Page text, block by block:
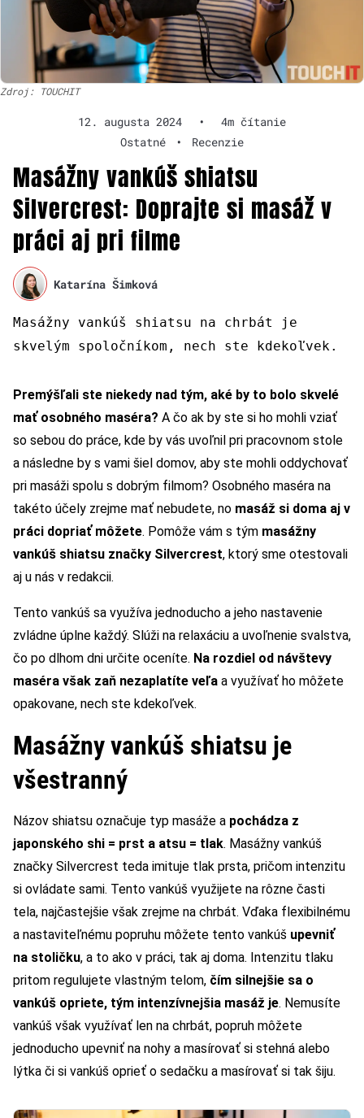
Zdroj: TOUCHIT
12. augusta 2024 •
4m čítanie
Ostatné
• Recenzie
Masážny vankúš shiatsu
Silvercrest: Doprajte si masáž v
práci aj pri filme
Katarína Šimková
Masážny vankúš shiatsu na chrbát je
skvelým spoločníkom, nech ste kdekoľvek.
Premýšľali ste niekedy nad tým, aké by to bolo skvelé
mať osobného maséra? A čo ak by ste si ho mohli vziať
so sebou do práce, kde by vás uvoľnil pri pracovnom stole
a následne by s vami šiel domov, aby ste mohli oddychovať
pri masáži spolu s dobrým filmom? Osobného maséra na
takéto účely zrejme mať nebudete, no masáž si doma aj v
práci dopriať môžete. Pomôže vám s tým masážny
vankúš shiatsu značky Silvercrest, ktorý sme otestovali
aj u nás v redakcii.
Tento vankúš sa využíva jednoducho a jeho nastavenie
zvládne úplne každý. Slúži na relaxáciu a uvoľnenie svalstva,
čo po dlhom dni určite oceníte. Na rozdiel od návštevy
maséra však zaň nezaplatíte veľa a využívať ho môžete
opakovane, nech ste kdekoľvek.
Masážny vankúš shiatsu je
všestranný
Názov shiatsu označuje typ masáže a pochádza z
japonského shi = prst a atsu = tlak. Masážny vankúš
značky Silvercrest teda imituje tlak prsta, pričom intenzitu
si ovládate sami. Tento vankúš využijete na rôzne časti
tela, najčastejšie však zrejme na chrbát. Vďaka flexibilnému
a nastaviteľnému popruhu môžete tento vankúš upevniť
na stoličku, a to ako v práci, tak aj doma. Intenzitu tlaku
pritom regulujete vlastným telom, čím silnejšie sa o
vankúš opriete, tým intenzívnejšia masáž je. Nemusíte
vankúš však využívať len na chrbát, popruh môžete
jednoducho upevniť na nohy a masírovať si stehná alebo
lýtka či si vankúš oprieť o sedačku a masírovať si tak šiju.